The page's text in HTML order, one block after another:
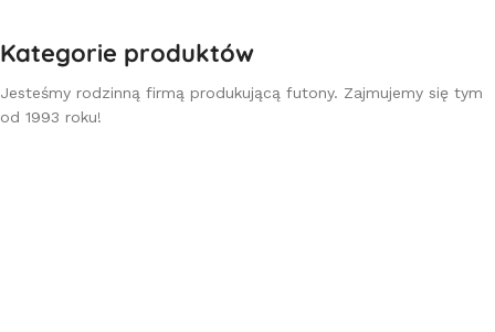
Kategorie produktów
Jesteśmy rodzinną firmą produkującą futony. Zajmujemy się tym
od 1993 roku!